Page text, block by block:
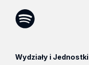
Wydziały i Jednostki